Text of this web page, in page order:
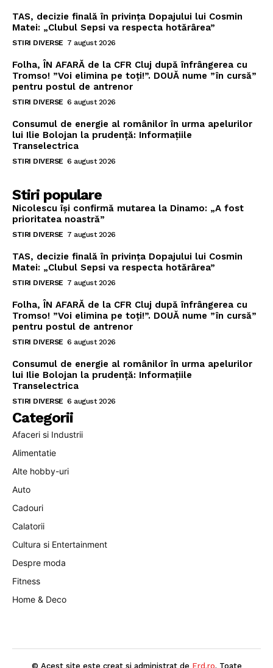
TAS, decizie finală în privința Dopajului lui Cosmin
Matei: „Clubul Sepsi va respecta hotărârea”
STIRI DIVERSE 7 august 2026
Folha, ÎN AFARĂ de la CFR Cluj după înfrângerea cu
Tromso! ”Voi elimina pe toți!”. DOUĂ nume ”în cursă”
pentru postul de antrenor
STIRI DIVERSE 6 august 2026
Consumul de energie al românilor în urma apelurilor
lui Ilie Bolojan la prudență: Informațiile
Transelectrica
STIRI DIVERSE 6 august 2026
Stiri populare
Nicolescu își confirmă mutarea la Dinamo: „A fost
prioritatea noastră”
STIRI DIVERSE 7 august 2026
TAS, decizie finală în privința Dopajului lui Cosmin
Matei: „Clubul Sepsi va respecta hotărârea”
STIRI DIVERSE 7 august 2026
Folha, ÎN AFARĂ de la CFR Cluj după înfrângerea cu
Tromso! ”Voi elimina pe toți!”. DOUĂ nume ”în cursă”
pentru postul de antrenor
STIRI DIVERSE 6 august 2026
Consumul de energie al românilor în urma apelurilor
lui Ilie Bolojan la prudență: Informațiile
Transelectrica
STIRI DIVERSE 6 august 2026
Categorii
Afaceri si Industrii
Alimentatie
Alte hobby-uri
Auto
Cadouri
Calatorii
Cultura si Entertainment
Despre moda
Fitness
Home & Deco
© Acest site este creat si administrat de Erd.ro. Toate